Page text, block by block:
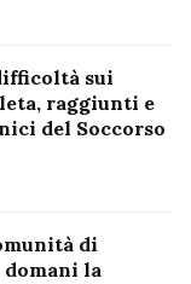
sui
raggiunti e
del Soccorso
di
domani la